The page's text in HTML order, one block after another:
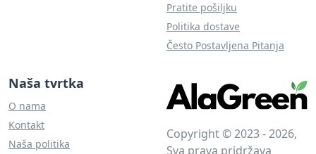
Pratite pošiljku
Politika dostave
Često Postavljena Pitanja
Naša tvrtka
O nama
Kontakt
Naša politika
Copyright © 2023 - 2026,
Sva prava pridržava